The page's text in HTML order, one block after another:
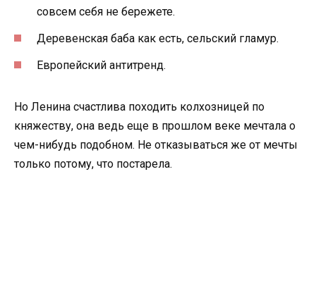
совсем себя не бережете.
Деревенская баба как есть, сельский гламур.
Европейский антитренд.
Но Ленина счастлива походить колхозницей по
княжеству, она ведь еще в прошлом веке мечтала о
чем-нибудь подобном. Не отказываться же от мечты
только потому, что постарела.